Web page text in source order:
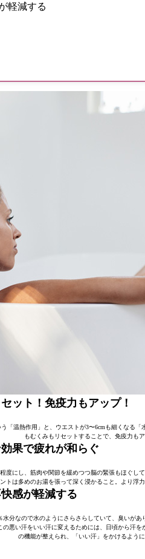
軽減する
ット！免疫力もアップ！
「温熱作用」と、ウエストが3〜6cmも細くなる
もむくみもリセットすることで、免疫力もア
果で疲れが和らぐ
度にし、筋肉や関節を緩めつつ脳の緊張もほぐし
トは多めのお湯を張って深く浸かること。より浮
感が軽減する
分なので水のようにさらさらしていて、臭いが
悪い汗をいい汗に変えるためには、日頃から汗
の機能が整えられ、「いい汗」をかけるように